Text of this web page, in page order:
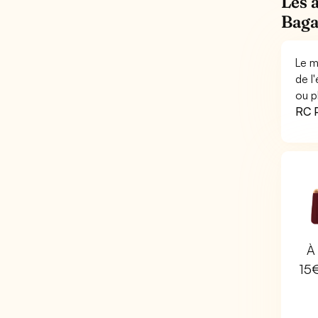
Le
de
ou
RC